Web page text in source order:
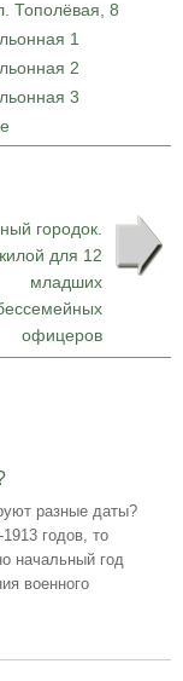
Тополёвая, 8
1
2
3
городок.
для 12
младших
офицеров
разные даты?
годов, то
начальный год
военного